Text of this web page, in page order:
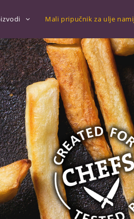
Mali pripučnik za ulje